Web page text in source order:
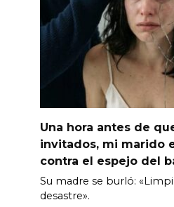
Una hora antes de
invitados, mi marido
contra el espejo del
Su madre se burló:
desastre».